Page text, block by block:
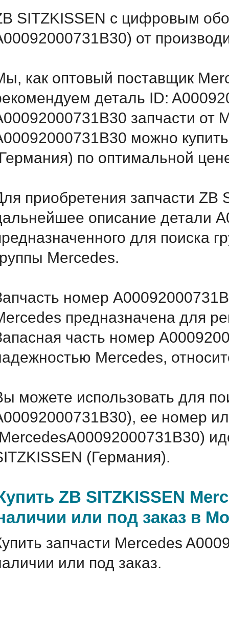
SITZKISSEN с цифровым
от
как оптовый поставщик
деталь ID:
запчасти от
можно
по оптимальной
приобретения запчасти ZB
описание детали
для поиска
Mercedes.
номер
предназначена для
часть номер
Mercedes,
можете использовать для
ее номер
(Германия).
ZB SITZKISSEN
или под заказ в
запчасти Mercedes
или под заказ.